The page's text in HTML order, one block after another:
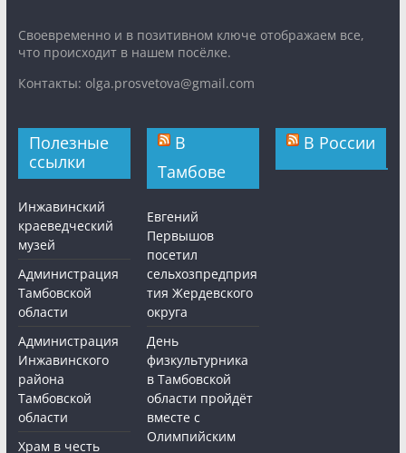
Cвоевременно и в позитивном ключе отображаем все,
что происходит в нашем посёлке.
Контакты: olga.prosvetova@gmail.com
Полезные
ссылки
Инжавинский
краеведческий
музей
Администрация
Тамбовской
области
Администрация
Инжавинского
района
Тамбовской
области
Храм в честь
В
Тамбове
Евгений
Первышов
посетил
сельхозпредприя
тия Жердевского
округа
День
физкультурника
в Тамбовской
области пройдёт
вместе с
Олимпийским
В России